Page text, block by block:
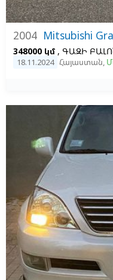
2004 Mitsubishi
348000 կմ , ԳԱԶԻ ԲԱԼՈՆ,
18.11.2024 Հայաստան,